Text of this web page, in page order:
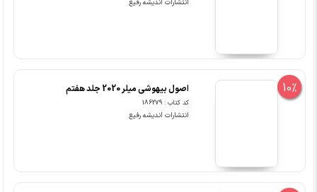
انتشارات اندیشه رفیع
10% اصول بیهوشی میلر 2020 جلد هفتم
کد کتاب : 186279
انتشارات اندیشه رفیع